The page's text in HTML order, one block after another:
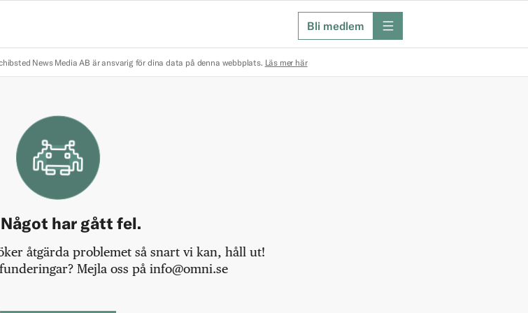
Bli medlem meny
News Media AB är ansvarig för dina data på denna webbplats. Läs mer här
har gått fel.
åtgärda problemet så snart vi kan, håll ut!
Mejla oss på info@omni.se